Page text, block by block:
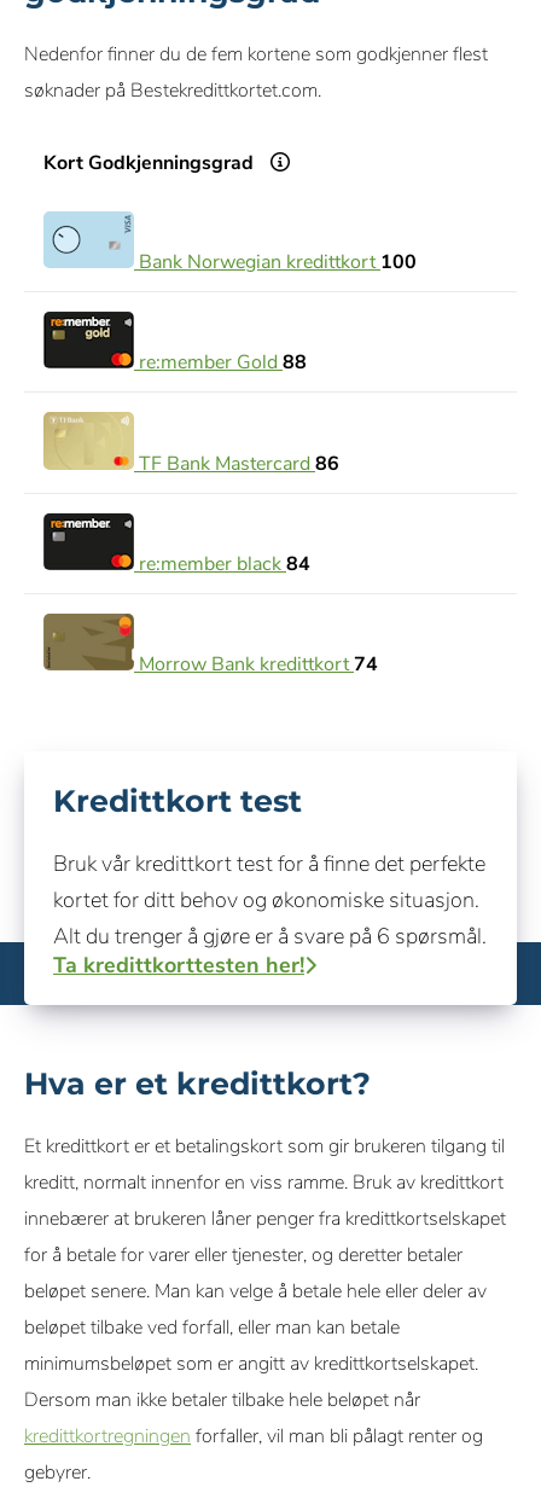
Nedenfor finner du de fem kortene som godkjenner flest
søknader på Bestekredittkortet.com.
KortGodkjenningsgrad
Bank Norwegian kredittkort100
re:member Gold 88
TF Bank Mastercard 86
re:member black84
Morrow Bank kredittkort74
Kredittkort test
Bruk vår kredittkort test for å finne det perfekte
kortet for ditt behov og økonomiske situasjon.
Alt du trenger å gjøre er å svare på 6 spørsmål.
Ta kredittkorttesten her!
Hva er et kredittkort?
Et kredittkort er et betalingskort som gir brukeren tilgang til
kreditt, normalt innenfor en viss ramme. Bruk av kredittkort
innebærer at brukeren låner penger fra kredittkortselskapet
for å betale for varer eller tjenester, og deretter betaler
beløpet senere. Man kan velge å betale hele eller deler av
beløpet tilbake ved forfall, eller man kan betale
minimumsbeløpet som er angitt av kredittkortselskapet.
Dersom man ikke betaler tilbake hele beløpet når
kredittkortregningen forfaller, vil man bli pålagt renter og
gebyrer.